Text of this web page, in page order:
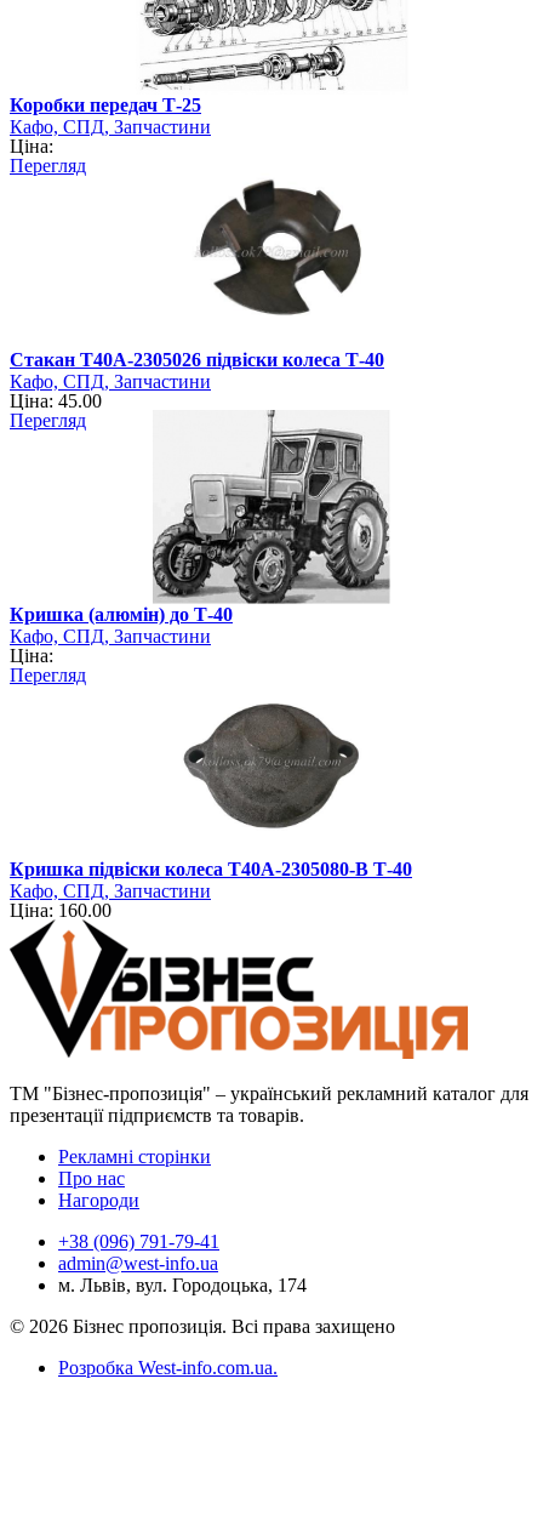
Коробки передач Т-25
Кафо, СПД, Запчастини
Ціна:
Перегляд
Стакан Т40А-2305026 підвіски колеса Т-40
Кафо, СПД, Запчастини
Ціна: 45.00
Перегляд
Кришка (алюмін) до Т-40
Кафо, СПД, Запчастини
Ціна:
Перегляд
Кришка підвіски колеса Т40А-2305080-В Т-40
Кафо, СПД, Запчастини
Ціна: 160.00
ТМ "Бізнес-пропозиція" – український рекламний каталог для
презентації підприємств та товарів.
Рекламні сторінки
Про нас
Нагороди
+38 (096) 791-79-41
admin@west-info.ua
м. Львів, вул. Городоцька, 174
© 2026 Бізнес пропозиція. Всі права захищено
Розробка West-info.com.ua.